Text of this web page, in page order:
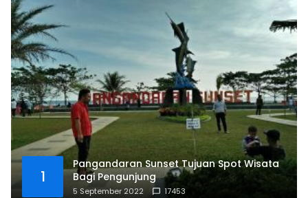
1
Pangandaran Sunset Tujuan Spot Wisata
Bagi Pengunjung
5 September 2022 17453